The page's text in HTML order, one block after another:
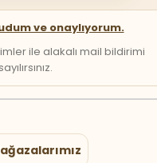
ve onaylıyorum.
ile alakalı mail bildirimi